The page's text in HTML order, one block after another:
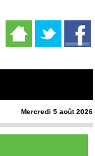
Mercredi 5 août 2026